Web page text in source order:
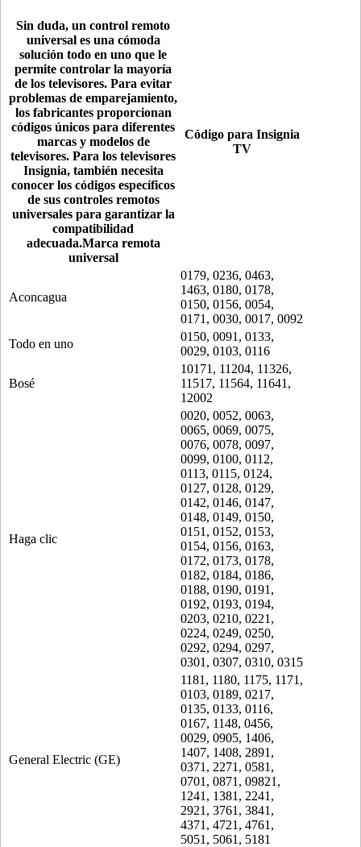
Sin duda, un control remoto
universal es una cómoda
solución todo en uno que le
permite controlar la mayoría
de los televisores. Para evitar
problemas de emparejamiento,
los fabricantes proporcionan
códigos únicos para diferentes
marcas y modelos de
televisores. Para los televisores
Insignia, también necesita
conocer los códigos específicos
de sus controles remotos
universales para garantizar la
compatibilidad
adecuada.Marca remota
universal
Código para Insignia
TV
Aconcagua
0179, 0236, 0463,
1463, 0180, 0178,
0150, 0156, 0054,
0171, 0030, 0017, 0092
Todo en uno
0150, 0091, 0133,
0029, 0103, 0116
Bosé
10171, 11204, 11326,
11517, 11564, 11641,
12002
Haga clic
0020, 0052, 0063,
0065, 0069, 0075,
0076, 0078, 0097,
0099, 0100, 0112,
0113, 0115, 0124,
0127, 0128, 0129,
0142, 0146, 0147,
0148, 0149, 0150,
0151, 0152, 0153,
0154, 0156, 0163,
0172, 0173, 0178,
0182, 0184, 0186,
0188, 0190, 0191,
0192, 0193, 0194,
0203, 0210, 0221,
0224, 0249, 0250,
0292, 0294, 0297,
0301, 0307, 0310, 0315
General Electric (GE)
1181, 1180, 1175, 1171,
0103, 0189, 0217,
0135, 0133, 0116,
0167, 1148, 0456,
0029, 0905, 1406,
1407, 1408, 2891,
0371, 2271, 0581,
0701, 0871, 09821,
1241, 1381, 2241,
2921, 3761, 3841,
4371, 4721, 4761,
5051, 5061, 5181